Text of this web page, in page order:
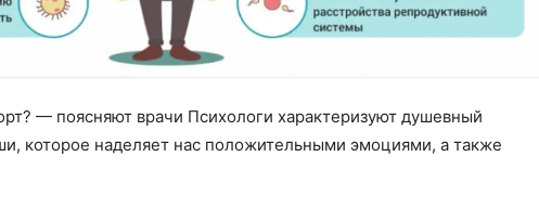
— поясняют врачи Психологи характеризуют душевный
которое наделяет нас положительными эмоциями, а также